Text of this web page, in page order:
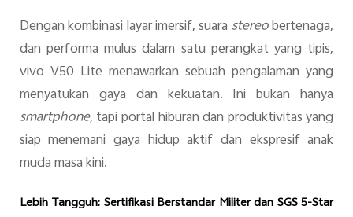
Dengan kombinasi layar imersif, suara stereobertenaga,
dan performa mulus dalam satu perangkat yang tipis,
vivo V50 Lite menawarkan sebuah pengalaman yang
menyatukan gaya dan kekuatan. Ini bukan hanya
smartphone, tapi portal hiburan dan produktivitas yang
siap menemani gaya hidup aktif dan ekspresif anak
muda masa kini.
Lebih Tangguh: Sertifikasi Berstandar Militer dan SGS 5-Star